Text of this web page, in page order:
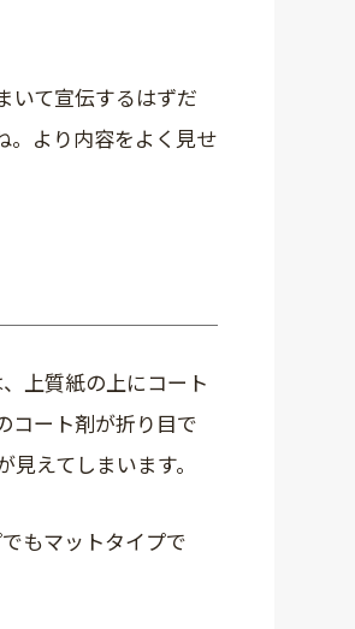
いて宣伝するはずだ
。より内容をよく見せ
上質紙の上にコート
コート剤が折り目で
えてしまいます。
もマットタイプで